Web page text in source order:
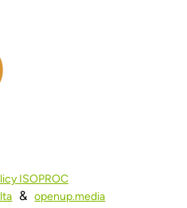
ISOPROC
& openup.media